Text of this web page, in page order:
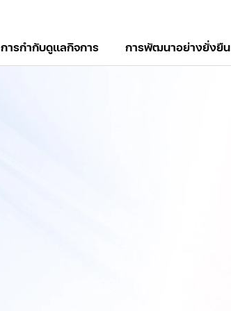
การกำกับดูแลกิจการ การพัฒนาอย่างยั่งยืน